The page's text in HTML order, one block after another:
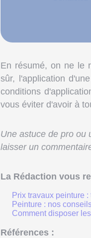
En résumé, on ne le
sûr, l'application
conditions
vous éviter d'avoir à
Une astuce de pro ou
laisser un
La Rédaction vous
Prix travaux peinture
Peinture : nos
Comment disposer
Références :